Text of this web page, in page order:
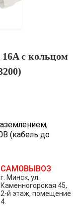
16A с кольцом
(кабель до
САМОВЫВОЗ
г. Минск, ул.
Каменногорская 45,
2-й этаж, помещение
4.